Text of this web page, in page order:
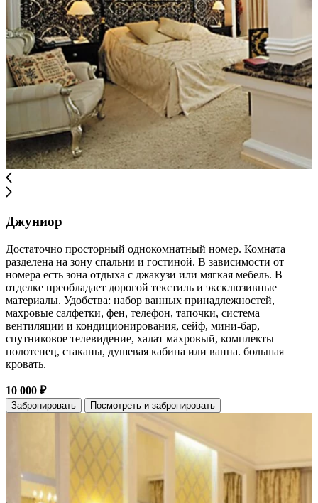
Джуниор
Достаточно просторный однокомнатный номер. Комната
разделена на зону спальни и гостиной. В зависимости от
номера есть зона отдыха с джакузи или мягкая мебель. В
отделке преобладает дорогой текстиль и эксклюзивные
материалы. Удобства: набор ванных принадлежностей,
махровые салфетки, фен, телефон, тапочки, система
вентиляции и кондиционирования, сейф, мини-бар,
спутниковое телевидение, халат махровый, комплекты
полотенец, стаканы, душевая кабина или ванна. большая
кровать.
10 000 ₽
Забронировать Посмотреть и забронировать